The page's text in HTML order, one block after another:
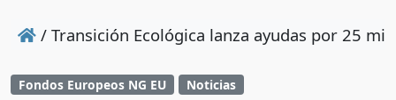
/ Transición Ecológica lanza ayudas por 25
Fondos Europeos NG EU Noticias